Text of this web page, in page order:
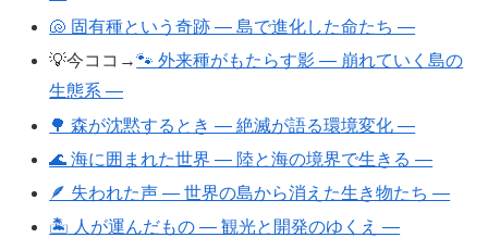
🐚 固有種という奇跡 ― 島で進化した命たち ―
💡今ココ→🐾 外来種がもたらす影 ― 崩れていく島の
生態系 ―
🌳 森が沈黙するとき ― 絶滅が語る環境変化 ―
🌊 海に囲まれた世界 ― 陸と海の境界で生きる ―
🪶 失われた声 ― 世界の島から消えた生き物たち ―
🏝 人が運んだもの ― 観光と開発のゆくえ ―